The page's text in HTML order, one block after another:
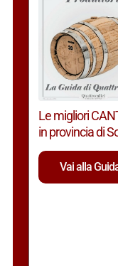
Le migliori
in provincia di
Vai alla